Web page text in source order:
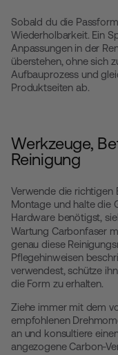
Sobald du die
Wiederholbarkeit. Ein
Anpassungen in der
überstehen, ohne sich
Aufbauprozess und
Produktseiten ab.
Werkzeuge,
Reinigung
Verwende die richtigen
Montage und halte die
Hardware benötigst,
Wartung Carbonfaser
genau diese
Pflegehinweisen
verwendest, schütze
die Form zu erhalten.
Ziehe immer mit dem
empfohlenen
an und konsultiere
angezogene Carbon-